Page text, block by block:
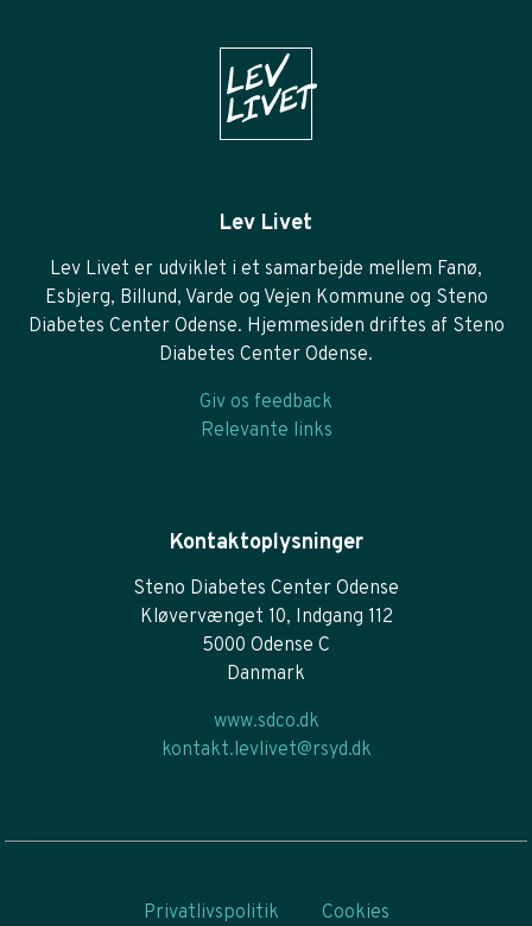
Lev Livet
Lev Livet er udviklet i et samarbejde mellem Fanø,
Esbjerg, Billund, Varde og Vejen Kommune og Steno
Diabetes Center Odense. Hjemmesiden driftes af Steno
Diabetes Center Odense.
Giv os feedback
Relevante links
Kontaktoplysninger
Steno Diabetes Center Odense
Kløvervænget 10, Indgang 112
5000 Odense C
Danmark
www.sdco.dk
kontakt.levlivet@rsyd.dk
Privatlivspolitik Cookies